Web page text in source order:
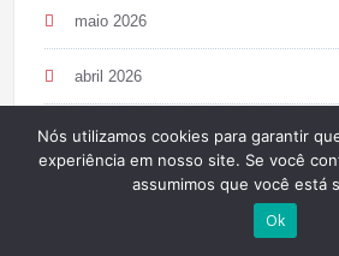
maio 2026
abril 2026
março 2026
fevereiro 2026
Nós utilizamos cookies para garantir
experiência em nosso site. Se você
assumimos que você está
Ok